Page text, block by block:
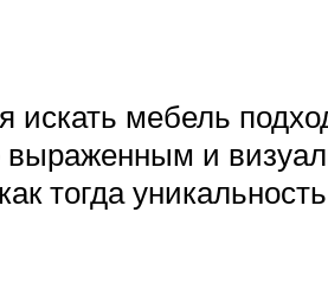
искать мебель
и
тогда